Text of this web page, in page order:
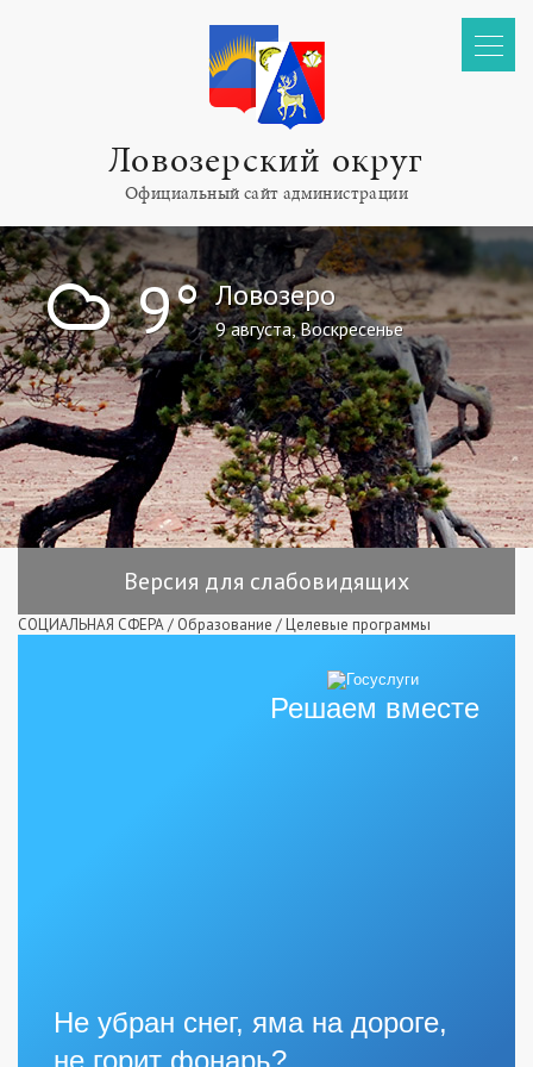
Ловозерский округ
Официальный сайт администрации
! 9° Ловозеро
9 августа, Воскресенье
Версия для слабовидящих
СОЦИАЛЬНАЯ СФЕРА/ Образование / Целевые программы
Решаем вместе
Не убран снег, яма на дороге,
не горит фонарь?